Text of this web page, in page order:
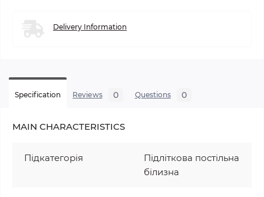
Delivery Information
Specification Reviews 0 Questions 0
MAIN CHARACTERISTICS
Підкатегорія
Підліткова постільна
білизна